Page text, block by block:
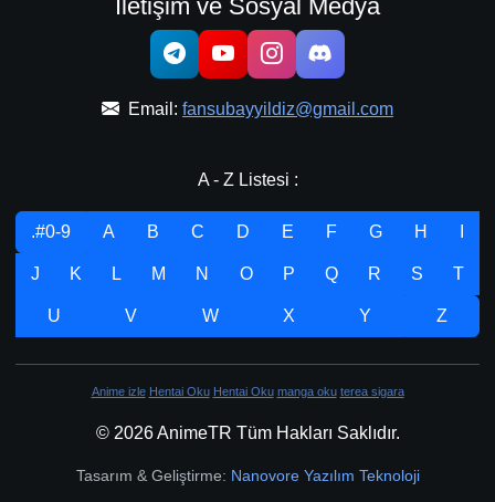
İletişim ve Sosyal Medya
Email: fansubayyildiz@gmail.com
A - Z Listesi :
.#0-9 A B C D E F G H
J K L M N O P Q R S T
U V W X Y Z
Anime izle Hentai Oku Hentai Oku manga oku terea sigara
© 2026 AnimeTR Tüm Hakları Saklıdır.
Tasarım & Geliştirme: Nanovore Yazılım Teknoloji